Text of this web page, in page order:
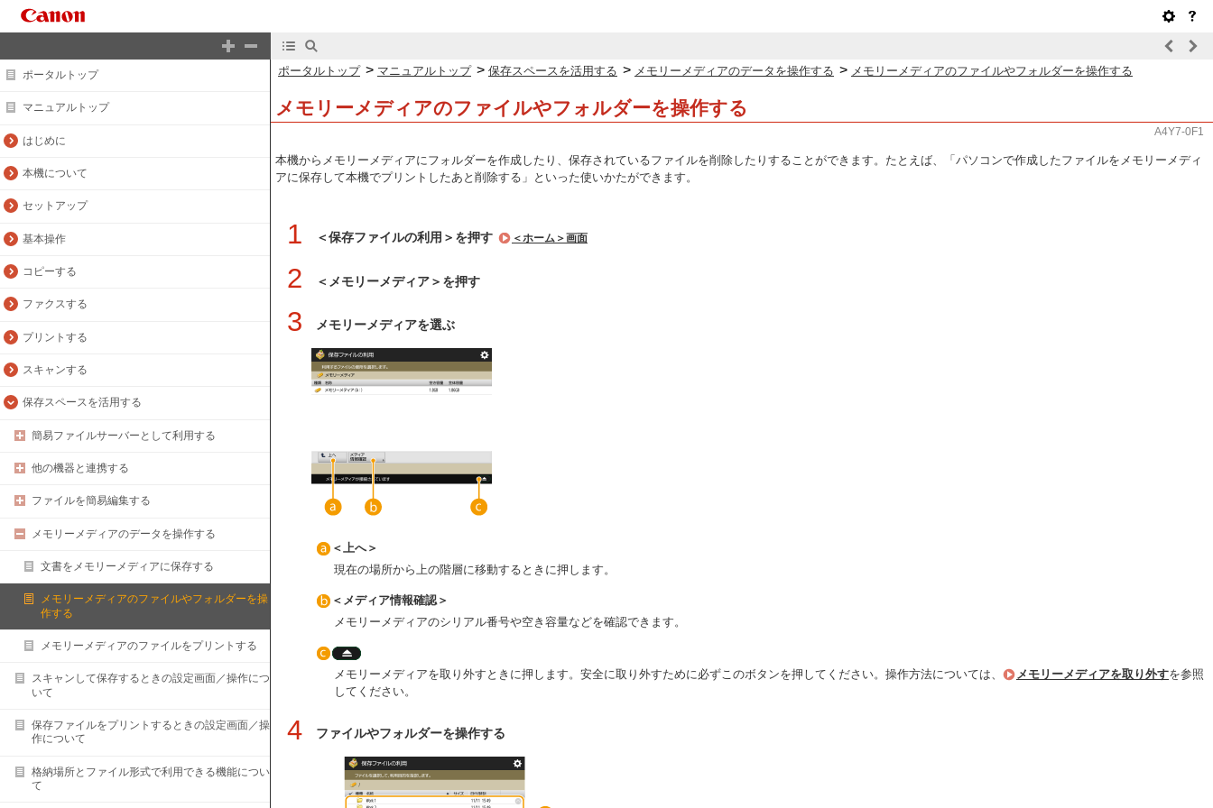
ポータルトップ
マニュアルトップ
はじめに
本機について
セットアップ
基本操作
コピーする
ファクスする
プリントする
スキャンする
保存スペースを活用する
簡易ファイルサーバーとして利用する
他の機器と連携する
ファイルを簡易編集する
メモリーメディアのデータを操作する
文書をメモリーメディアに保存する
メモリーメディアのファイルやフォルダーを操
作する
メモリーメディアのファイルをプリントする
スキャンして保存するときの設定画面／操作につ
いて
保存ファイルをプリントするときの設定画面／操
作について
格納場所とファイル形式で利用できる機能につい
て
ポータルトップ > マニュアルトップ > 保存スペースを活用する > メモリーメディアのデータを操作する > メモリーメディアのファイルやフォルダーを操作する
メモリーメディアのファイルやフォルダーを操作する
A4Y7-0F1
本機からメモリーメディアにフォルダーを作成したり、保存されているファイルを削除したりすることができます。たとえば、「パソコンで作成したファイルをメモリーメディ
アに保存して本機でプリントしたあと削除する」といった使いかたができます。
1 ＜保存ファイルの利用＞を押す ＜ホーム＞画面
2 ＜メモリーメディア＞を押す
3 メモリーメディアを選ぶ
＜上へ＞
現在の場所から上の階層に移動するときに押します。
＜メディア情報確認＞
メモリーメディアのシリアル番号や空き容量などを確認できます。
メモリーメディアを取り外すときに押します。安全に取り外すために必ずこのボタンを押してください。操作方法については、 メモリーメディアを取り外すを参照
してください。
4 ファイルやフォルダーを操作する